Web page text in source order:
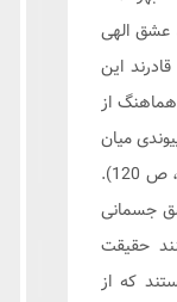
الهی
این
از
میان
خود و خدا قرار دهند (ستاری، 1375، ص 120).
جسمانی
حقیقت
که از